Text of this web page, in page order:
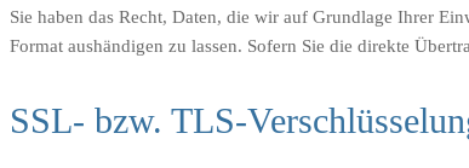
Sie haben das Recht, Daten, die wir auf Grundlage Ihrer
Format aushändigen zu lassen. Sofern Sie die direkte
SSL- bzw. TLS-